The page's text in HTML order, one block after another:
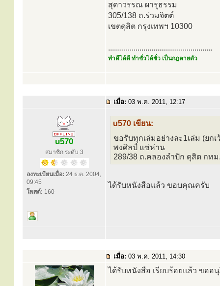
สุดาวรรณ ผารุธรรม
305/138 ถ.ร่วมจิตต์
เขตดุสิต กรุงเทพฯ 10300
.....................................................
ทำดีได้ดี ทำชั่วได้ชั่ว เป็นกฎตายตัว
เมื่อ: 03 พ.ค. 2011, 12:17
u570
สมาชิก ระดับ 3
ลงทะเบียนเมื่อ: 24 ธ.ค. 2004,
09:45
โพสต์: 160
u570 เขียน:
ขอรับทุกเล่มอย่างละ1เล่ม (ยกเ
พงศิลป์ แซ่ห่าน
289/38 ถ.คลองลำปัก ดุสิต กทม
ได้รับหนังสือแล้ว ขอบคุณครับ
เมื่อ: 03 พ.ค. 2011, 14:30
ได้รับหนังสือ เรียบร้อยแล้ว ขอ